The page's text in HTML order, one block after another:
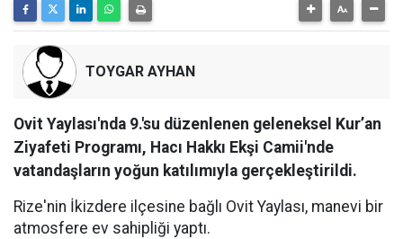
TOYGAR AYHAN
Ovit Yaylası'nda 9.'su düzenlenen geleneksel Kur’an
Ziyafeti Programı, Hacı Hakkı Ekşi Camii'nde
vatandaşların yoğun katılımıyla gerçekleştirildi.
Rize'nin İkizdere ilçesine bağlı Ovit Yaylası, manevi bir
atmosfere ev sahipliği yaptı.